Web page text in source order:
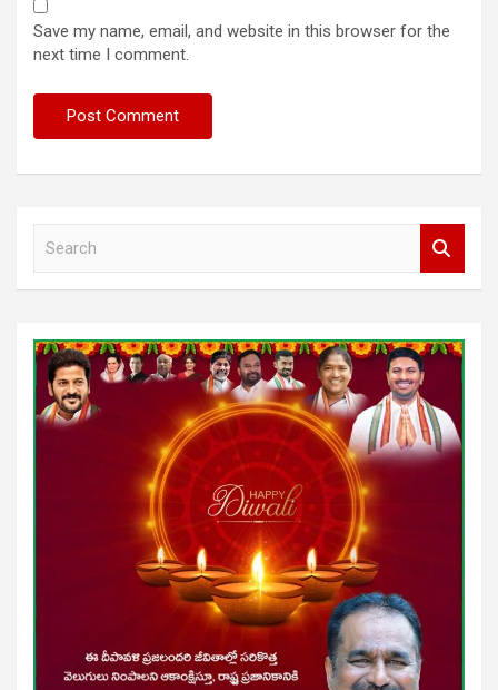
Save my name, email, and website in this browser for the
next time I comment.
h